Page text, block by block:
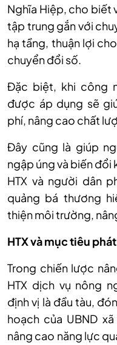
Nghĩa Hiệp, cho biết
tập trung gắn với
hạ tầng, thuận lợi
chuyển đổi số.
Đặc biệt, khi công
được áp dụng sẽ gi
phí, nâng cao chất
Đây cũng là giúp
ngập úng và biến đổi
HTX và người dân
quảng bá thương hi
thiện môi trường, n
HTX và mục tiêu
Trong chiến lược n
HTX dịch vụ nông
định vị là đầu tàu,
hoạch của UBND xã
nâng cao năng lực